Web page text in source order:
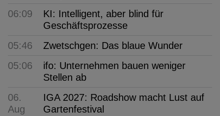
06:09
KI: Intelligent, aber blind für
Geschäftsprozesse
05:46
Zwetschgen: Das blaue Wunder
05:06
ifo: Unternehmen bauen weniger
Stellen ab
06.
Aug
IGA 2027: Roadshow macht Lust auf
Gartenfestival